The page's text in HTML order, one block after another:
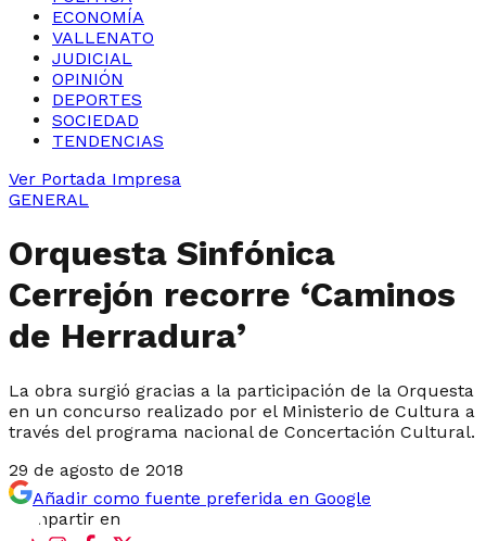
ECONOMÍA
VALLENATO
JUDICIAL
OPINIÓN
DEPORTES
SOCIEDAD
TENDENCIAS
Ver Portada Impresa
GENERAL
Orquesta Sinfónica
Cerrejón recorre ‘Caminos
de Herradura’
La obra surgió gracias a la participación de la Orquesta
en un concurso realizado por el Ministerio de Cultura a
través del programa nacional de Concertación Cultural.
29 de agosto de 2018
Añadir como fuente preferida en Google
Compartir en